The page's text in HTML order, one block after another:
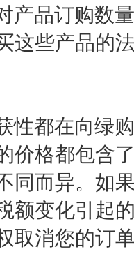
品订购数
这些产品的
都在向绿
价格都包含
同而异。如
额变化引起
取消您的订